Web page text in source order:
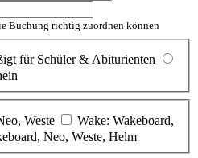
Buchung richtig zuordnen können
für Schüler & Abiturienten
Weste
Wake: Wakeboard,
Neo, Weste, Helm